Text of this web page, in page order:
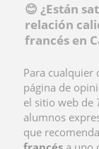
😊 ¿Están
relación
francés en
Para cualquier
página de
el sitio web de
alumnos
que